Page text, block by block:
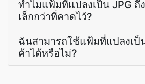
ทำไมแฟ้มที่แปลงเป็น JPG ถึ
เล็กกว่าที่คาดไว้?
ฉันสามารถใช้แฟ้มที่แปลงเป็
ค้าได้หรือไม่?